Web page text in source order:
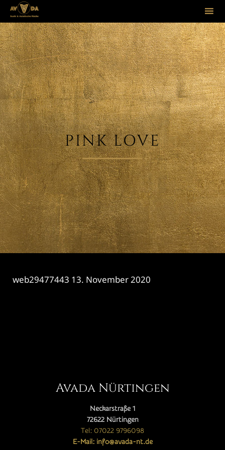
to
PINK LOVE
web29477443 13. November 2020
Avada Nürtingen
Neckarstraße 1
72622 Nürtingen
Tel: 07022 9796098
E-Mail: info@avada-nt.de